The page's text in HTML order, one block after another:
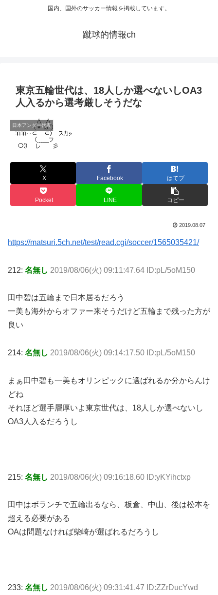
国内、国外のサッカー情報を掲載しています。
蹴球的情報ch
東京五輪世代は、18人しか選べないしOA3
人入るから選考厳しそうだな
日本アンダー代表
X Facebook はてブ
Pocket LINE コピー
2019.08.07
https://matsuri.5ch.net/test/read.cgi/soccer/1565035421/
212: 名無し 2019/08/06(火) 09:11:47.64 ID:pL/5oM150
田中碧は五輪まで日本居るだろう
一美も海外からオファー来そうだけど五輪まで残った方が
良い
214: 名無し 2019/08/06(火) 09:14:17.50 ID:pL/5oM150
まぁ田中碧も一美もオリンピックに選ばれるか分からんけ
どね
それほど選手層厚いよ東京世代は、18人しか選べないし
OA3人入るだろうし
215: 名無し 2019/08/06(火) 09:16:18.60 ID:yKYihctxp
田中はボランチで五輪出るなら、板倉、中山、後は松本を
超える必要がある
OAは問題なければ柴崎が選ばれるだろうし
233: 名無し 2019/08/06(火) 09:31:41.47 ID:ZZrDucYwd